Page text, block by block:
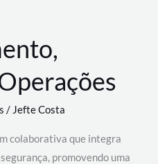
/Jefte Costa
colaborativa que integra
promovendo uma